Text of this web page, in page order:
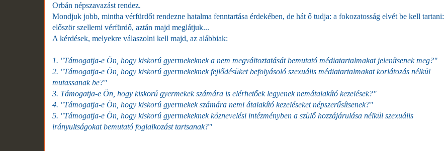
Orbán népszavazást rendez.
Mondjuk jobb, mintha vérfürdőt rendezne hatalma fenntartása érdekében, de hát ő tudja: a fokozatosság elvét be kell tartani:
először szellemi vérfürdő, aztán majd meglátjuk...
A kérdések, melyekre válaszolni kell majd, az alábbiak:
1. "Támogatja-e Ön, hogy kiskorú gyermekeknek a nem megváltoztatását bemutató médiatartalmakat jelenítsenek meg?"
2. "Támogatja-e Ön, hogy kiskorú gyermekeknek fejlődésüket befolyásoló szexuális médiatartalmakat korlátozás nélkül
mutassanak be?"
3. Támogatja-e Ön, hogy kiskorú gyermekek számára is elérhetőek legyenek nemátalakító kezelések?"
4. "Támogatja-e Ön, hogy kiskorú gyermekek számára nemi átalakító kezeléseket népszerűsítsenek?"
5. "Támogatja-e Ön, hogy kiskorú gyermekeknek köznevelési intézményben a szülő hozzájárulása nélkül szexuális
irányultságokat bemutató foglalkozást tartsanak?"